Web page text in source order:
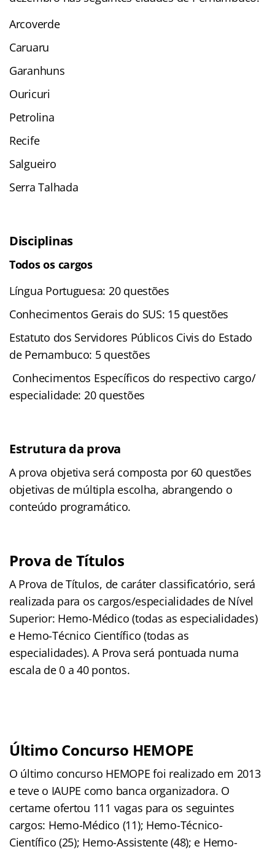
Arcoverde
Caruaru
Garanhuns
Ouricuri
Petrolina
Recife
Salgueiro
Serra Talhada
Disciplinas
Todos os cargos
Língua Portuguesa: 20 questões
Conhecimentos Gerais do SUS: 15 questões
Estatuto dos Servidores Públicos Civis do Estado
de Pernambuco: 5 questões
Conhecimentos Específicos do respectivo cargo/
especialidade: 20 questões
Estrutura da prova
A prova objetiva será composta por 60 questões
objetivas de múltipla escolha, abrangendo o
conteúdo programático.
Prova de Títulos
A Prova de Títulos, de caráter classificatório, será
realizada para os cargos/especialidades de Nível
Superior: Hemo-Médico (todas as especialidades)
e Hemo-Técnico Científico (todas as
especialidades). A Prova será pontuada numa
escala de 0 a 40 pontos.
Último Concurso HEMOPE
O último concurso HEMOPE foi realizado em 2013
e teve o IAUPE como banca organizadora. O
certame ofertou 111 vagas para os seguintes
cargos: Hemo-Médico (11); Hemo-Técnico-
Científico (25); Hemo-Assistente (48); e Hemo-